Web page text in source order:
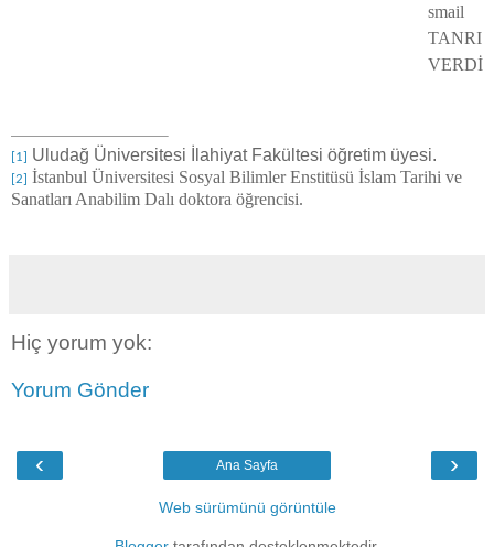
smail
TANRI
VERDİ
[1] Uludağ Üniversitesi İlahiyat Fakültesi öğretim üyesi.
[2]
İstanbul Üniversitesi Sosyal Bilimler Enstitüsü İslam Tarihi ve
Sanatları Anabilim Dalı doktora öğrencisi.
Hiç yorum yok:
Yorum Gönder
‹ ›
Ana Sayfa
Web sürümünü görüntüle